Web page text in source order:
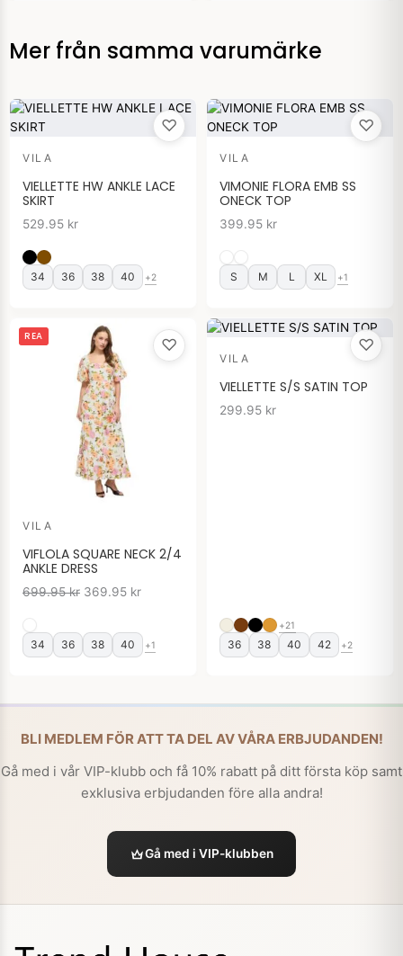
Mer från samma varumärke
♡
VILA
VIELLETTE HW ANKLE LACE
SKIRT
529.95 kr
34 36 38 40 +2
♡
VILA
VIMONIE FLORA EMB SS
ONECK TOP
399.95 kr
S M L XL +1
♡
REA
VILA
VIFLOLA SQUARE NECK 2/4
ANKLE DRESS
699.95kr
Det
ursprungliga
priset
var:
699.95 kr.
369.95 kr
nuvarande
priset
34 36 38 40 +1
♡
VILA
VIELLETTE S/S SATIN TOP
299.95 kr
+21
36 38 40 42 +2
BLI MEDLEM FÖR ATT TA DEL AV VÅRA ERBJUDANDEN!
Gå med i vår VIP-klubb och få 10% rabatt på ditt första köp samt
exklusiva erbjudanden före alla andra!
Gå med i VIP-klubben